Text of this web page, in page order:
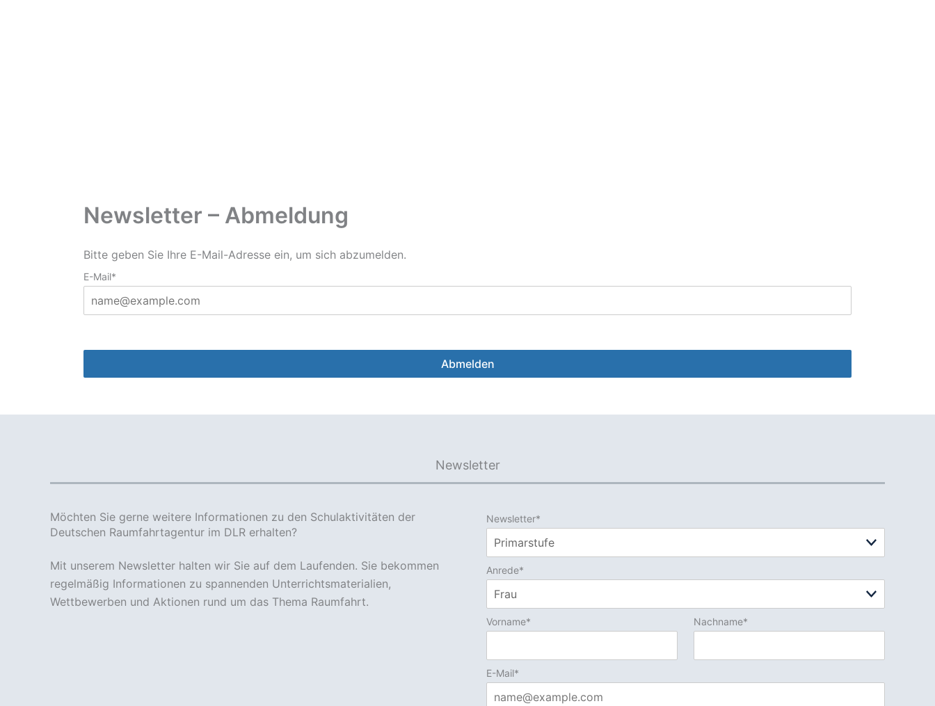
Newsletter – Abmeldung
Bitte geben Sie Ihre E-Mail-Adresse ein, um sich abzumelden.
E-Mail*
Abmelden
Newsletter
Möchten Sie gerne weitere Informationen zu den Schulaktivitäten der
Deutschen Raumfahrtagentur im DLR erhalten?
Mit unserem Newsletter halten wir Sie auf dem Laufenden. Sie bekommen
regelmäßig Informationen zu spannenden Unterrichtsmaterialien,
Wettbewerben und Aktionen rund um das Thema Raumfahrt.
Newsletter*
Anrede*
Vorname* Nachname*
E-Mail*